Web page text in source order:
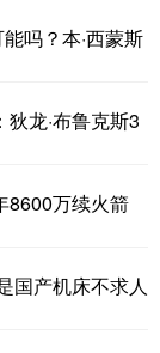
吗？本·西蒙斯
龙·布鲁克斯3
8600万续火箭
国产机床不求人